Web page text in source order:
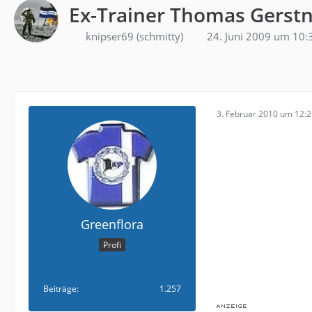
Ex-Trainer Thomas
knipser69 (schmitty) 24. Juni 2009 um
Greenflora
Profi
Beiträge 1.257
3. Februar 2010 um